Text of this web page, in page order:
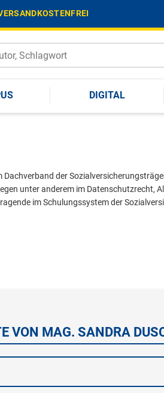
DIGITAL
der
unter anderem im Datenschutzrecht,
im Schulungssystem der
VON MAG. SANDRA